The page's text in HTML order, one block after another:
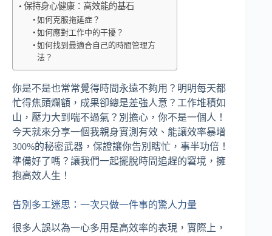
保持身心健康：高效能的基石
如何克服拖延症？
如何應對工作中的干擾？
如何找到最適合自己的時間管理方
法？
你是不是也常常覺得時間永遠不夠用？明明每天都
忙得焦頭爛額，成果卻總是差強人意？工作堆積如
山，壓力大到喘不過氣？別擔心，你不是一個人！
今天就來分享一個我親身實測有效、能讓效率暴增
300%的秘密武器，保證讓你告別瞎忙，事半功倍！
準備好了嗎？讓我們一起擺脫時間追趕的窘境，擁
抱高效人生！
告別多工迷思：一次只做一件事的驚人力量
很多人誤以為一心多用是高效率的表現，實際上，